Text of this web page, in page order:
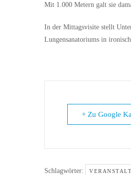
Mit 1.000 Metern galt sie
In der Mittagsvisite stellt
Lungensanatoriums in
+ Zu Google
Schlagwörter: